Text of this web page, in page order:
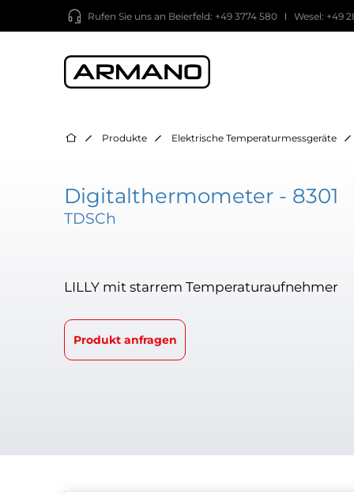
Rufen Sie uns an Beierfeld: +49 3774 580 Wesel: +49
Produkte Elektrische Temperaturmessgeräte
Digitalthermometer - 8301
TDSCh
LILLY mit starrem Temperaturaufnehmer
Produkt anfragen